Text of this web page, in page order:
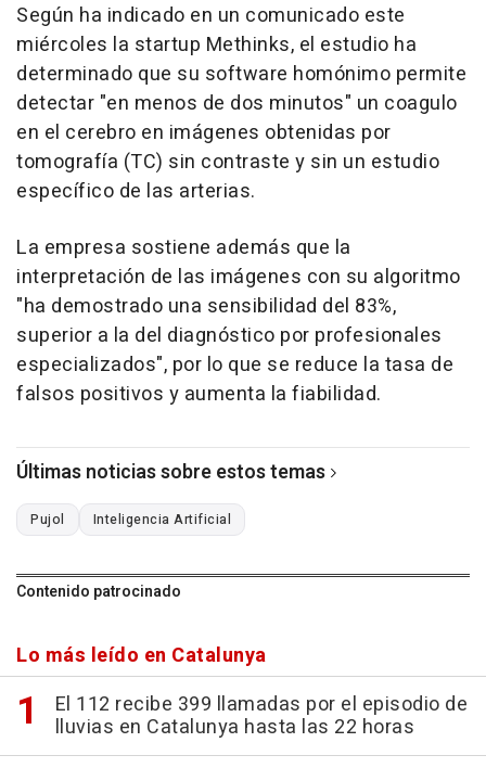
Según ha indicado en un comunicado este
miércoles la startup Methinks, el estudio ha
determinado que su software homónimo permite
detectar "en menos de dos minutos" un coagulo
en el cerebro en imágenes obtenidas por
tomografía (TC) sin contraste y sin un estudio
específico de las arterias.
La empresa sostiene además que la
interpretación de las imágenes con su algoritmo
"ha demostrado una sensibilidad del 83%,
superior a la del diagnóstico por profesionales
especializados", por lo que se reduce la tasa de
falsos positivos y aumenta la fiabilidad.
Últimas noticias sobre estos temas
Pujol Inteligencia Artificial
Contenido patrocinado
Lo más leído en Catalunya
El 112 recibe 399 llamadas por el episodio de
lluvias en Catalunya hasta las 22 horas